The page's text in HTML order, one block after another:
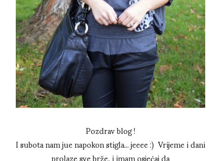
Pozdrav blog !
I subota nam jue napokon stigla... jeeee :) Vrijeme i dani